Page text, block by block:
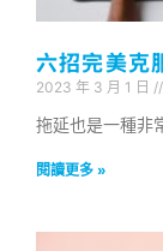
六招完美克
2023 年 3 月 1 日
拖延也是一種非
閱讀更多 »